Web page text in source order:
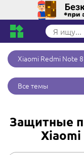
Xiaomi Redmi Note
Все темы
Защитные
Xiaomi